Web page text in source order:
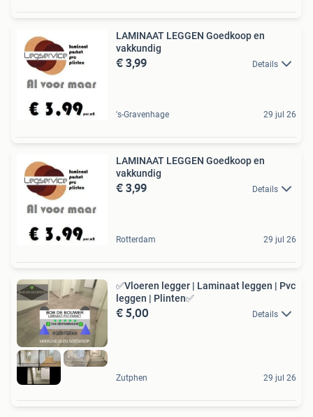
LAMINAAT LEGGEN Goedkoop en
vakkundig
€ 3,99 Details
's-Gravenhage 29 jul 26
LAMINAAT LEGGEN Goedkoop en
vakkundig
€ 3,99 Details
Rotterdam 29 jul 26
✅Vloeren legger | Laminaat leggen | Pvc
leggen | Plinten✅
€ 5,00 Details
Zutphen 29 jul 26